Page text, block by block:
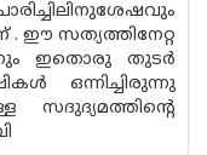
. ഈ സത്യത്തിനേറ്റ
ഇതൊരു തുടര്‍
ഒന്നിച്ചിരുന്നു
സദുദ്യമത്തിന്റെ